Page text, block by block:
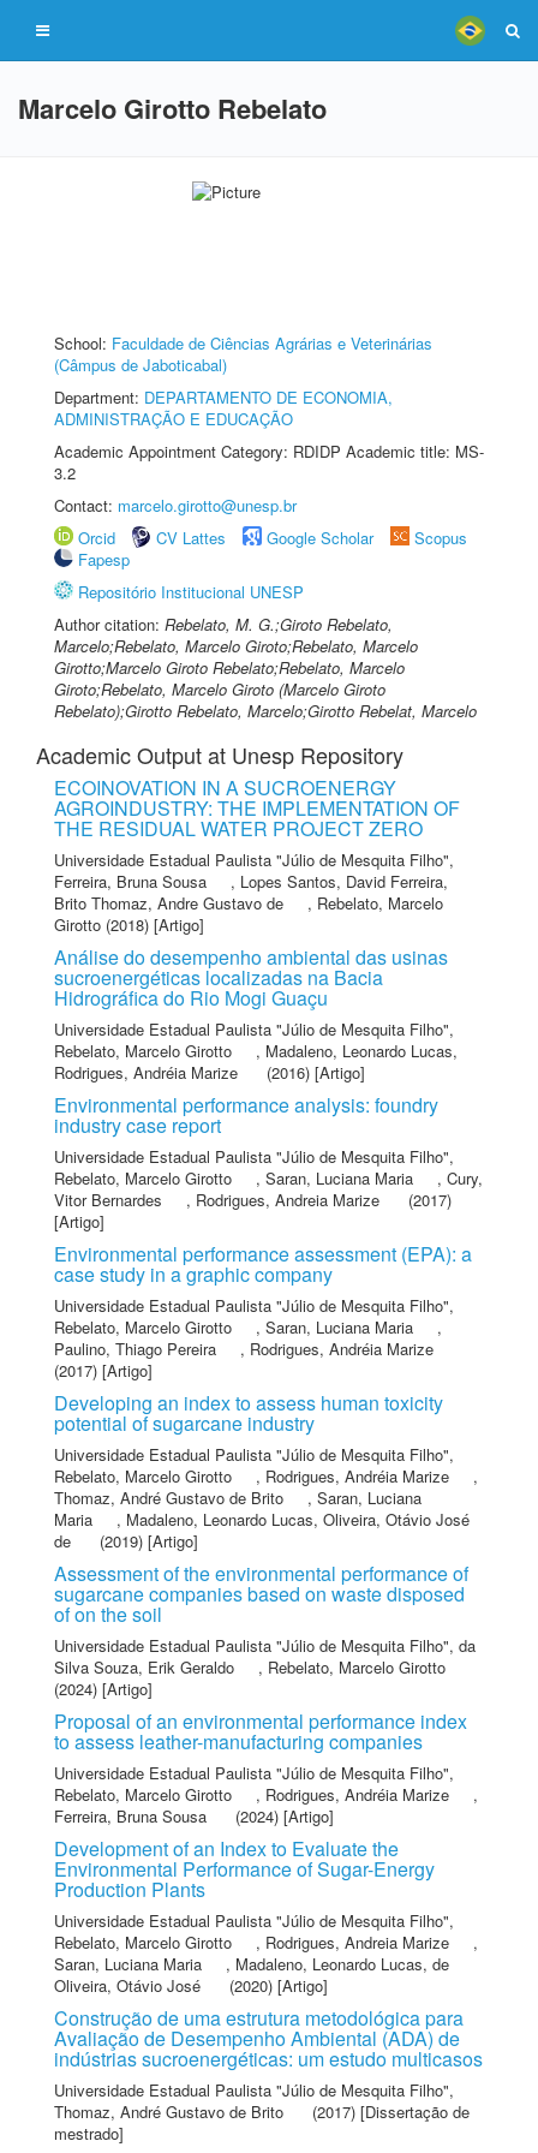
Marcelo Girotto Rebelato
School: Faculdade de Ciências Agrárias e Veterinárias
(Câmpus de Jaboticabal)
Department: DEPARTAMENTO DE ECONOMIA,
ADMINISTRAÇÃO E EDUCAÇÃO
Academic Appointment Category: RDIDP Academic title: MS-
3.2
Contact: marcelo.girotto@unesp.br
Orcid
CV Lattes Google Scholar
Scopus
Fapesp
Repositório Institucional UNESP
Author citation: Rebelato, M. G.;Giroto Rebelato,
Marcelo;Rebelato, Marcelo Giroto;Rebelato, Marcelo
Girotto;Marcelo Giroto Rebelato;Rebelato, Marcelo
Giroto;Rebelato, Marcelo Giroto (Marcelo Giroto
Rebelato);Girotto Rebelato, Marcelo;Girotto Rebelat, Marcelo
Academic Output at Unesp Repository
ECOINOVATION IN A SUCROENERGY
AGROINDUSTRY: THE IMPLEMENTATION OF
THE RESIDUAL WATER PROJECT ZERO
Universidade Estadual Paulista "Júlio de Mesquita Filho",
Ferreira, Bruna Sousa
, Lopes Santos, David Ferreira,
Brito Thomaz, Andre Gustavo de
, Rebelato, Marcelo
Girotto (2018) [Artigo]
Análise do desempenho ambiental das usinas
sucroenergéticas localizadas na Bacia
Hidrográfica do Rio Mogi Guaçu
Universidade Estadual Paulista "Júlio de Mesquita Filho",
Rebelato, Marcelo Girotto
, Madaleno, Leonardo Lucas,
Rodrigues, Andréia Marize
(2016) [Artigo]
Environmental performance analysis: foundry
industry case report
Universidade Estadual Paulista "Júlio de Mesquita Filho",
Rebelato, Marcelo Girotto
, Saran, Luciana Maria , Cury,
Vitor Bernardes
, Rodrigues, Andreia Marize
(2017)
[Artigo]
Environmental performance assessment (EPA): a
case study in a graphic company
Universidade Estadual Paulista "Júlio de Mesquita Filho",
Rebelato, Marcelo Girotto
, Saran, Luciana Maria
,
Paulino, Thiago Pereira
, Rodrigues, Andréia Marize
(2017) [Artigo]
Developing an index to assess human toxicity
potential of sugarcane industry
Universidade Estadual Paulista "Júlio de Mesquita Filho",
Rebelato, Marcelo Girotto
, Rodrigues, Andréia Marize
,
Thomaz, André Gustavo de Brito
, Saran, Luciana
Maria
, Madaleno, Leonardo Lucas, Oliveira, Otávio José
de
(2019) [Artigo]
Assessment of the environmental performance of
sugarcane companies based on waste disposed
of on the soil
Universidade Estadual Paulista "Júlio de Mesquita Filho", da
Silva Souza, Erik Geraldo
, Rebelato, Marcelo Girotto
(2024) [Artigo]
Proposal of an environmental performance index
to assess leather-manufacturing companies
Universidade Estadual Paulista "Júlio de Mesquita Filho",
Rebelato, Marcelo Girotto
, Rodrigues, Andréia Marize
,
Ferreira, Bruna Sousa
(2024) [Artigo]
Development of an Index to Evaluate the
Environmental Performance of Sugar-Energy
Production Plants
Universidade Estadual Paulista "Júlio de Mesquita Filho",
Rebelato, Marcelo Girotto
, Rodrigues, Andreia Marize
,
Saran, Luciana Maria
, Madaleno, Leonardo Lucas, de
Oliveira, Otávio José
(2020) [Artigo]
Construção de uma estrutura metodológica para
Avaliação de Desempenho Ambiental (ADA) de
indústrias sucroenergéticas: um estudo multicasos
Universidade Estadual Paulista "Júlio de Mesquita Filho",
Thomaz, André Gustavo de Brito
(2017) [Dissertação de
mestrado]